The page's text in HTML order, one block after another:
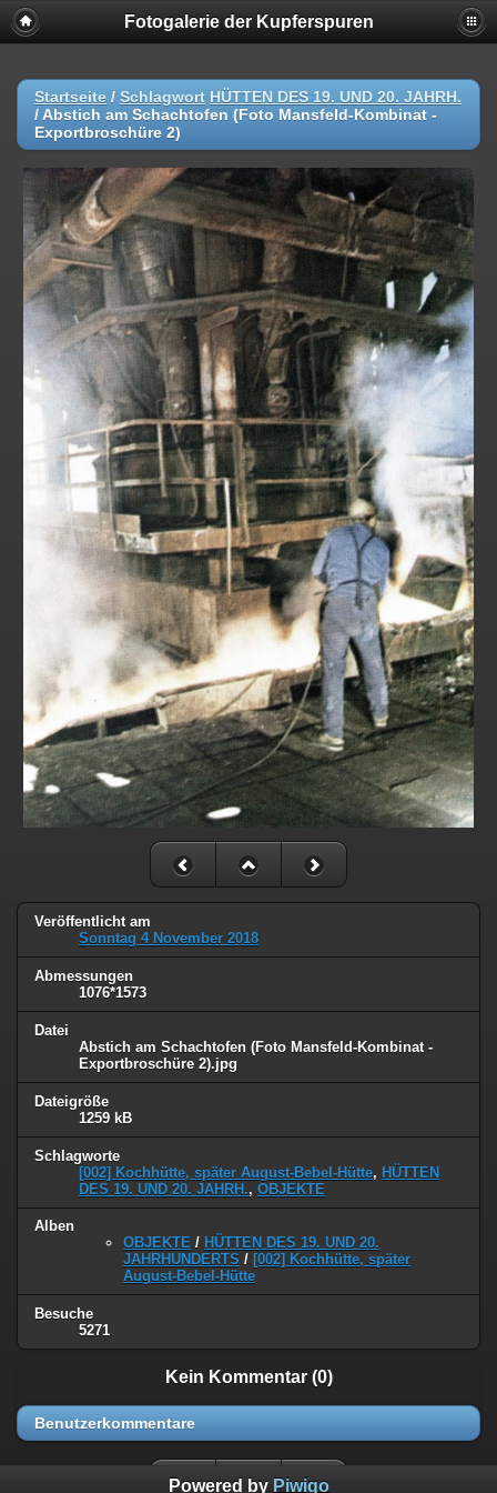
Fotogalerie der Kupferspuren
Startseite / Schlagwort HÜTTEN DES 19. UND 20. JAHRH.
/ Abstich am Schachtofen (Foto Mansfeld-Kombinat -
Exportbroschüre 2)
Veröffentlicht am
Sonntag 4 November 2018
Abmessungen
1076*1573
Datei
Abstich am Schachtofen (Foto Mansfeld-Kombinat -
Exportbroschüre 2).jpg
Dateigröße
1259 kB
Schlagworte
[002] Kochhütte, später August-Bebel-Hütte, HÜTTEN
DES 19. UND 20. JAHRH., OBJEKTE
Alben
OBJEKTE / HÜTTEN DES 19. UND 20.
JAHRHUNDERTS / [002] Kochhütte, später
August-Bebel-Hütte
Besuche
5271
Kein Kommentar (0)
Benutzerkommentare
Powered by Piwigo